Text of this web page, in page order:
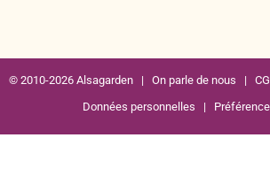
© 2010-2026 Alsagarden | On parle de nous |
Données personnelles |